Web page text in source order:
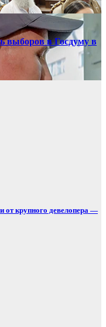
выборов в Госдуму в
от крупного девелопера —